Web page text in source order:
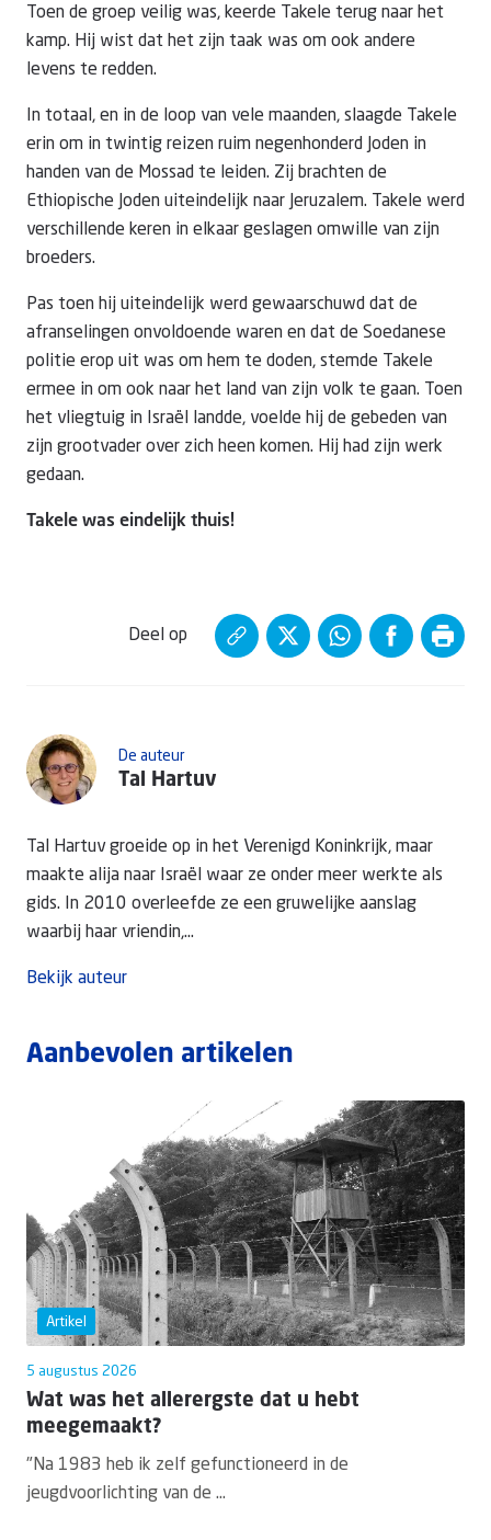
Toen de groep veilig was, keerde Takele terug naar het
kamp. Hij wist dat het zijn taak was om ook andere
levens te redden.
In totaal, en in de loop van vele maanden, slaagde Takele
erin om in twintig reizen ruim negenhonderd Joden in
handen van de Mossad te leiden. Zij brachten de
Ethiopische Joden uiteindelijk naar Jeruzalem. Takele werd
verschillende keren in elkaar geslagen omwille van zijn
broeders.
Pas toen hij uiteindelijk werd gewaarschuwd dat de
afranselingen onvoldoende waren en dat de Soedanese
politie erop uit was om hem te doden, stemde Takele
ermee in om ook naar het land van zijn volk te gaan. Toen
het vliegtuig in
Israël
landde, voelde hij de gebeden van
zijn grootvader over zich heen komen. Hij had zijn werk
gedaan.
Takele was eindelijk thuis!
De auteur
Tal Hartuv
Tal Hartuv groeide op in het Verenigd Koninkrijk, maar
maakte alija naar Israël waar ze onder meer werkte als
gids. In 2010 overleefde ze een gruwelijke aanslag
waarbij haar vriendin,...
Bekijk auteur
Deel op
Aanbevolen artikelen
Artikel
5 augustus 2026
Wat was het allerergste dat u hebt
meegemaakt?
"Na 1983 heb ik zelf gefunctioneerd in de
jeugdvoorlichting van de ...